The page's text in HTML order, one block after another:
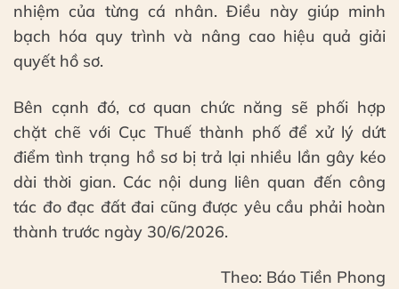
nhiệm của từng cá nhân. Điều này giúp minh
bạch hóa quy trình và nâng cao hiệu quả giải
quyết hồ sơ.
Bên cạnh đó, cơ quan chức năng sẽ phối hợp
chặt chẽ với Cục Thuế thành phố để xử lý dứt
điểm tình trạng hồ sơ bị trả lại nhiều lần gây kéo
dài thời gian. Các nội dung liên quan đến công
tác đo đạc đất đai cũng được yêu cầu phải hoàn
thành trước ngày 30/6/2026.
Theo: Báo Tiền Phong